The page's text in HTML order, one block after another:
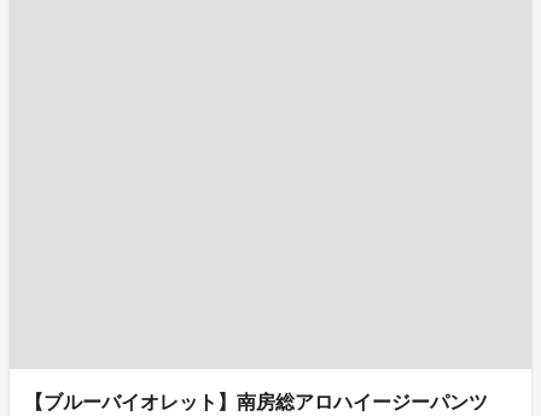
【ブルーバイオレット】南房総アロハイージーパンツ